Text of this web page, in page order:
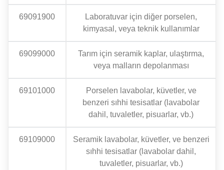
69091900
Laboratuvar için diğer porselen,
kimyasal, veya teknik kullanımlar
69099000
Tarım için seramik kaplar, ulaştırma,
veya malların depolanması
69101000
Porselen lavabolar, küvetler, ve
benzeri sıhhi tesisatlar (lavabolar
dahil, tuvaletler, pisuarlar, vb.)
69109000
Seramik lavabolar, küvetler, ve benzeri
sıhhi tesisatlar (lavabolar dahil,
tuvaletler, pisuarlar, vb.)